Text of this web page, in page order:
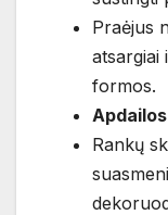
Praėjus
atsargiai
formos.
Rankų